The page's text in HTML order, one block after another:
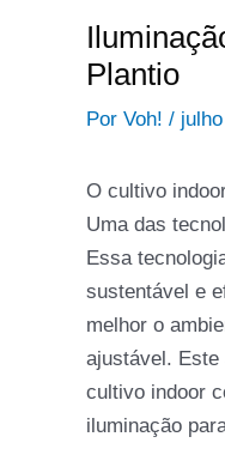
Plantio
Por Voh! /
O cultivo
Uma das
Essa
sustentável e
melhor o
ajustável. Este
cultivo indoor
iluminação